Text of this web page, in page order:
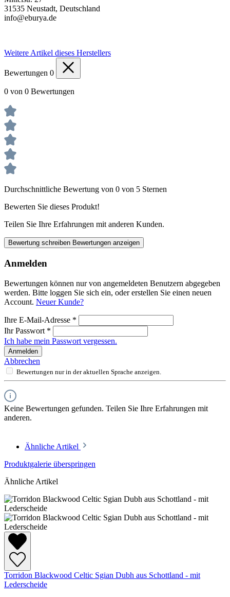
31535 Neustadt, Deutschland
info@eburya.de
Weitere Artikel dieses Herstellers
Bewertungen 0
0 von 0 Bewertungen
Durchschnittliche Bewertung von 0 von 5 Sternen
Bewerten Sie dieses Produkt!
Teilen Sie Ihre Erfahrungen mit anderen Kunden.
Bewertung schreiben Bewertungen anzeigen
Anmelden
Bewertungen können nur von angemeldeten Benutzern abgegeben
werden. Bitte loggen Sie sich ein, oder erstellen Sie einen neuen
Account. Neuer Kunde?
Ihre E-Mail-Adresse *
Ihr Passwort *
Ich habe mein Passwort vergessen.
Anmelden
Abbrechen
Bewertungen nur in der aktuellen Sprache anzeigen.
Keine Bewertungen gefunden. Teilen Sie Ihre Erfahrungen mit
anderen.
Ähnliche Artikel
Produktgalerie überspringen
Ähnliche Artikel
Torridon Blackwood Celtic Sgian Dubh aus Schottland - mit
Lederscheide